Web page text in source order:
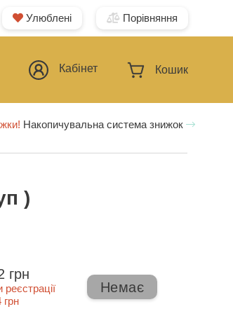
Улюблені Порівняння
Кабінет Кошик
Накопичувальна система знижок
)
грн
грн
Немає